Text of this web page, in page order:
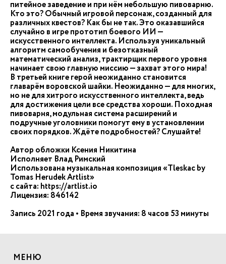
питейное заведение и при нём небольшую пивоварню.
Кто это? Обычный игровой персонаж, созданный для
различных квестов? Как бы не так. Это оказавшийся
случайно в игре прототип боевого ИИ —
искусственного интеллекта. Используя уникальный
алгоритм самообучения и безотказный
математический анализ, трактирщик первого уровня
начинает свою главную миссию — захват этого мира!
В третьей книге герой неожиданно становится
главарём воровской шайки. Неожиданно — для многих,
но не для хитрого искусственного интеллекта, ведь
для достижения цели все средства хороши. Походная
пивоварня, модульная система расширений и
подручные уголовники помогут ему в установлении
своих порядков. Ждёте подробностей? Слушайте!
Автор обложки Ксения Никитина
Исполняет Влад Римский
Использована музыкальная композиция «Tleskac by
Tomas Herudek Artlist»
с сайта: https://artlist.io
Лицензия: 846142
Запись 2021 года • Время звучания: 8 часов 53 минуты
МЕНЮ